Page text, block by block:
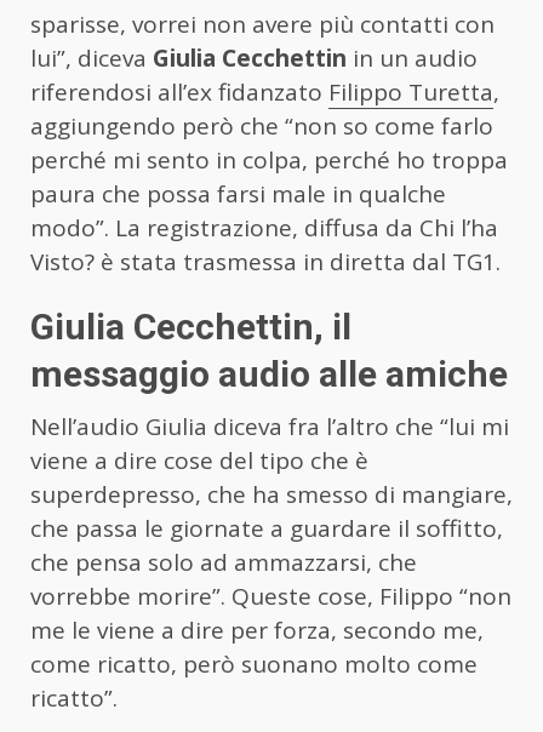
sparisse, vorrei non avere più contatti con
lui”, diceva Giulia Cecchettin in un audio
riferendosi all’ex fidanzato Filippo Turetta,
aggiungendo però che “non so come farlo
perché mi sento in colpa, perché ho troppa
paura che possa farsi male in qualche
modo”. La registrazione, diffusa da Chi l’ha
Visto? è stata trasmessa in diretta dal TG1.
Giulia Cecchettin, il
messaggio audio alle amiche
Nell’audio Giulia diceva fra l’altro che “lui mi
viene a dire cose del tipo che è
superdepresso, che ha smesso di mangiare,
che passa le giornate a guardare il soffitto,
che pensa solo ad ammazzarsi, che
vorrebbe morire”. Queste cose, Filippo “non
me le viene a dire per forza, secondo me,
come ricatto, però suonano molto come
ricatto”.